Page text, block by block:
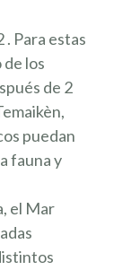
. Para estas
los
de 2
puedan
fauna y
el Mar